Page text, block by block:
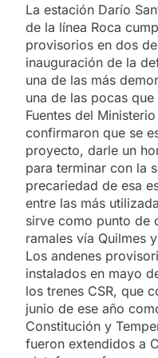
La estación Darío
de la línea Roca
provisorios en dos
inauguración de la
una de las más
una de las pocas
Fuentes del
confirmaron que se
proyecto, darle un
para terminar con la
precariedad de esa
entre las más
sirve como punto de
ramales vía Quilmes
Los andenes
instalados en mayo
los trenes CSR, que
junio de ese año
Constitución y
fueron extendidos a